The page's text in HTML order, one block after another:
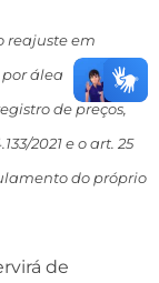
reajuste em
álea
de preços,
2021 e o art. 25
do próprio
de